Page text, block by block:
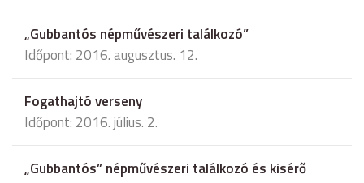
„Gubbantós népművészeri találkozó”
Időpont: 2016. augusztus. 12.
Fogathajtó verseny
Időpont: 2016. július. 2.
„Gubbantós” népművészeri találkozó és kisérő